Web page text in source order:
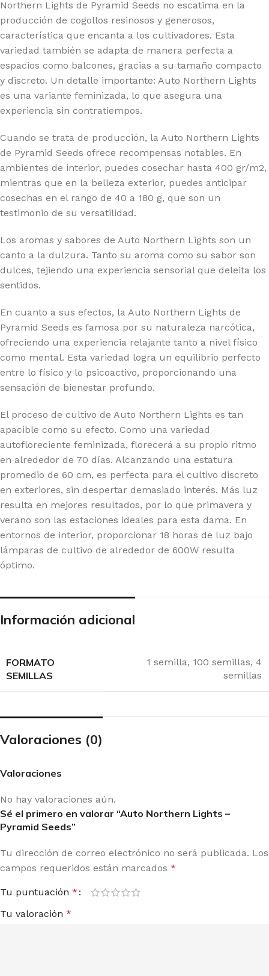
Northern Lights de Pyramid Seeds no escatima en la
producción de cogollos resinosos y generosos,
característica que encanta a los cultivadores. Esta
variedad también se adapta de manera perfecta a
espacios como balcones, gracias a su tamaño compacto
y discreto. Un detalle importante: Auto Northern Lights
es una variante feminizada, lo que asegura una
experiencia sin contratiempos.
Cuando se trata de producción, la Auto Northern Lights
de Pyramid Seeds ofrece recompensas notables. En
ambientes de interior, puedes cosechar hasta 400 gr/m2,
mientras que en la belleza exterior, puedes anticipar
cosechas en el rango de 40 a 180 g, que son un
testimonio de su versatilidad.
Los aromas y sabores de Auto Northern Lights son un
canto a la dulzura. Tanto su aroma como su sabor son
dulces, tejiendo una experiencia sensorial que deleita los
sentidos.
En cuanto a sus efectos, la Auto Northern Lights de
Pyramid Seeds es famosa por su naturaleza narcótica,
ofreciendo una experiencia relajante tanto a nivel físico
como mental. Esta variedad logra un equilibrio perfecto
entre lo físico y lo psicoactivo, proporcionando una
sensación de bienestar profundo.
El proceso de cultivo de Auto Northern Lights es tan
apacible como su efecto. Como una variedad
autofloreciente feminizada, florecerá a su propio ritmo
en alrededor de 70 días. Alcanzando una estatura
promedio de 60 cm, es perfecta para el cultivo discreto
en exteriores, sin despertar demasiado interés. Más luz
resulta en mejores resultados, por lo que primavera y
verano son las estaciones ideales para esta dama. En
entornos de interior, proporcionar 18 horas de luz bajo
lámparas de cultivo de alrededor de 600W resulta
óptimo.
Información adicional
FORMATO
SEMILLAS
1 semilla, 100 semillas, 4
semillas
Valoraciones (0)
Valoraciones
No hay valoraciones aún.
Sé el primero en valorar “Auto Northern Lights –
Pyramid Seeds”
Tu dirección de correo electrónico no será publicada. Los
campos requeridos están marcados *
Tu puntuación *
Tu valoración *